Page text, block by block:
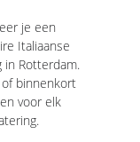
je een
Italiaanse
in Rotterdam.
binnenkort
voor elk